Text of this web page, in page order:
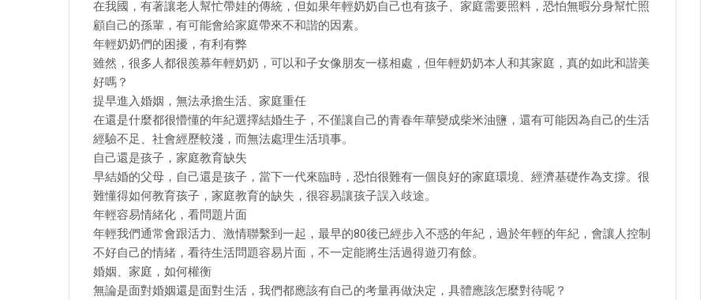
在我國，有著讓老人幫忙帶娃的傳統，但如果年輕奶奶自己也有孩子、家庭需要照料，恐怕無暇分身幫忙照
顧自己的孫輩，有可能會給家庭帶來不和諧的因素。
年輕奶奶們的困擾，有利有弊
雖然，很多人都很羨慕年輕奶奶，可以和子女像朋友一樣相處，但年輕奶奶本人和其家庭，真的如此和諧美
好嗎？
提早進入婚姻，無法承擔生活、家庭重任
在還是什麼都很懵懂的年紀選擇結婚生子，不僅讓自己的青春年華變成柴米油鹽，還有可能因為自己的生活
經驗不足、社會經歷較淺，而無法處理生活瑣事。
自己還是孩子，家庭教育缺失
早結婚的父母，自己還是孩子，當下一代來臨時，恐怕很難有一個良好的家庭環境、經濟基礎作為支撐。很
難懂得如何教育孩子，家庭教育的缺失，很容易讓孩子誤入歧途。
年輕容易情緒化，看問題片面
年輕我們通常會跟活力、激情聯繫到一起，最早的80後已經步入不惑的年紀，過於年輕的年紀，會讓人控制
不好自己的情緒，看待生活問題容易片面，不一定能將生活過得遊刃有餘。
婚姻、家庭，如何權衡
無論是面對婚姻還是面對生活，我們都應該有自己的考量再做決定，具體應該怎麼對待呢？